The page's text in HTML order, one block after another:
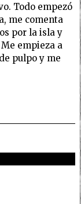
Todo empezó
me comenta
por la isla y
empieza a
pulpo y me